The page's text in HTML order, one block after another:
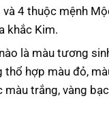
4 thuộc mệnh
khắc Kim.
là màu tương
hợp màu đỏ,
trắng, vàng